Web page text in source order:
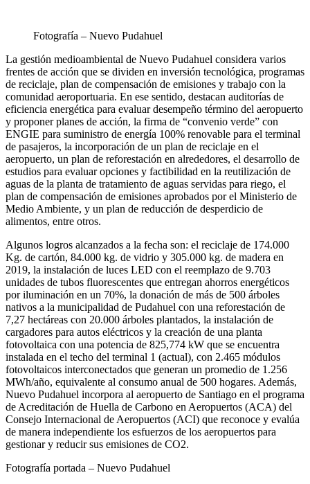
Fotografía – Nuevo Pudahuel
La gestión medioambiental de Nuevo Pudahuel considera varios
frentes de acción que se dividen en inversión tecnológica, programas
de reciclaje, plan de compensación de emisiones y trabajo con la
comunidad aeroportuaria. En ese sentido, destacan auditorías de
eficiencia energética para evaluar desempeño término del aeropuerto
y proponer planes de acción, la firma de “convenio verde” con
ENGIE para suministro de energía 100% renovable para el terminal
de pasajeros, la incorporación de un plan de reciclaje en el
aeropuerto, un plan de reforestación en alrededores, el desarrollo de
estudios para evaluar opciones y factibilidad en la reutilización de
aguas de la planta de tratamiento de aguas servidas para riego, el
plan de compensación de emisiones aprobados por el Ministerio de
Medio Ambiente, y un plan de reducción de desperdicio de
alimentos, entre otros.
Algunos logros alcanzados a la fecha son: el reciclaje de 174.000
Kg. de cartón, 84.000 kg. de vidrio y 305.000 kg. de madera en
2019, la instalación de luces LED con el reemplazo de 9.703
unidades de tubos fluorescentes que entregan ahorros energéticos
por iluminación en un 70%, la donación de más de 500 árboles
nativos a la municipalidad de Pudahuel con una reforestación de
7,27 hectáreas con 20.000 árboles plantados, la instalación de
cargadores para autos eléctricos y la creación de una planta
fotovoltaica con una potencia de 825,774 kW que se encuentra
instalada en el techo del terminal 1 (actual), con 2.465 módulos
fotovoltaicos interconectados que generan un promedio de 1.256
MWh/año, equivalente al consumo anual de 500 hogares. Además,
Nuevo Pudahuel incorpora al aeropuerto de Santiago en el programa
de Acreditación de Huella de Carbono en Aeropuertos (ACA) del
Consejo Internacional de Aeropuertos (ACI) que reconoce y evalúa
de manera independiente los esfuerzos de los aeropuertos para
gestionar y reducir sus emisiones de CO2.
Fotografía portada – Nuevo Pudahuel